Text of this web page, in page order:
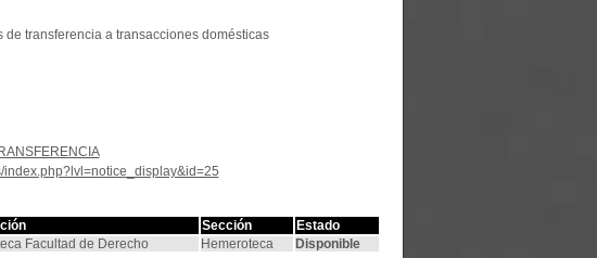
transferencia a transacciones domésticas
Sección
Estado
Facultad de Derecho Hemeroteca Disponible